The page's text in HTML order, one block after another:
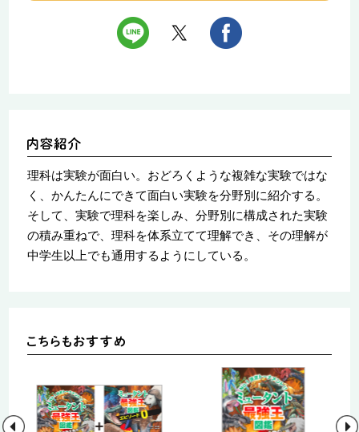
理科は実験が面白い。おどろくような複雑な実験ではな
く、かんたんにできて面白い実験を分野別に紹介する。
そして、実験で理科を楽しみ、分野別に構成された実験
の積み重ねで、理科を体系立てて理解でき、その理解が
中学生以上でも通用するようにしている。